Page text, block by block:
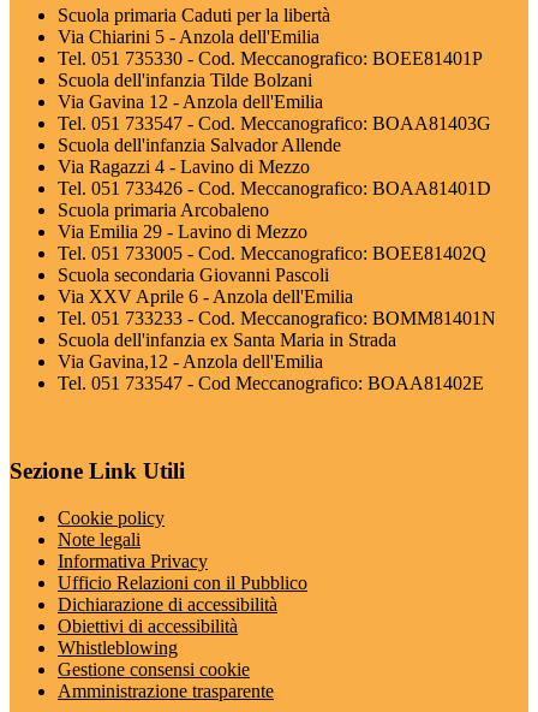
Scuola primaria Caduti per la libertà
Via Chiarini 5 - Anzola dell'Emilia
Tel. 051 735330 - Cod. Meccanografico: BOEE81401P
Scuola dell'infanzia Tilde Bolzani
Via Gavina 12 - Anzola dell'Emilia
Tel. 051 733547 - Cod. Meccanografico: BOAA81403G
Scuola dell'infanzia Salvador Allende
Via Ragazzi 4 - Lavino di Mezzo
Tel. 051 733426 - Cod. Meccanografico: BOAA81401D
Scuola primaria Arcobaleno
Via Emilia 29 - Lavino di Mezzo
Tel. 051 733005 - Cod. Meccanografico: BOEE81402Q
Scuola secondaria Giovanni Pascoli
Via XXV Aprile 6 - Anzola dell'Emilia
Tel. 051 733233 - Cod. Meccanografico: BOMM81401N
Scuola dell'infanzia ex Santa Maria in Strada
Via Gavina,12 - Anzola dell'Emilia
Tel. 051 733547 - Cod Meccanografico: BOAA81402E
Sezione Link Utili
Cookie policy
Note legali
Informativa Privacy
Ufficio Relazioni con il Pubblico
Dichiarazione di accessibilità
Obiettivi di accessibilità
Whistleblowing
Gestione consensi cookie
Amministrazione trasparente